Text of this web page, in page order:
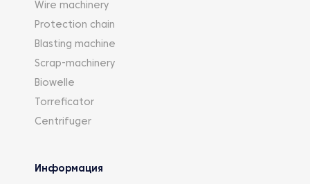
Wire machinery
Protection chain
Blasting machine
Scrap-machinery
Biowelle
Torreficator
Centrifuger
Информация